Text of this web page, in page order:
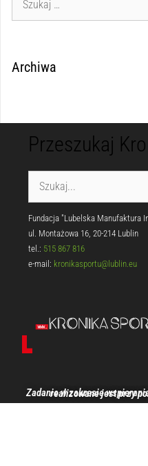
Archiwa
Przeszukaj
Fundacja "Lubelska Manufaktura
ul. Montażowa 16, 20-214 Lublin
tel.: 515 867 816
e-mail: kronikasportu@lublin.eu
Zadanie w zakresie wspierania i upowszechniania